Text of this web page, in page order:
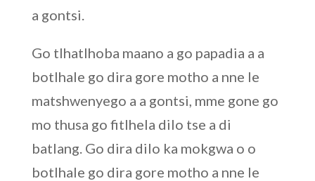
a gontsi.
Go tlhatlhoba maano a go papadia a a
botlhale go dira gore motho a nne le
matshwenyego a a gontsi, mme gone go
mo thusa go fitlhela dilo tse a di
batlang. Go dira dilo ka mokgwa o o
botlhale go dira gore motho a nne le